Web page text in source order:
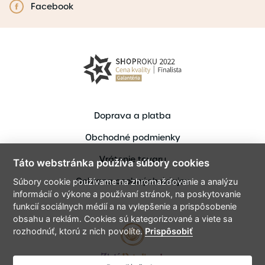
Facebook
Doprava a platba
Obchodné podmienky
Vrátenie tovaru
Ochrana osobných údajov
Táto webstránka používa súbory cookies
Súbory cookie používame na zhromažďovanie a analýzu
informácií o výkone a používaní stránok, na poskytovanie
funkcií sociálnych médií a na vylepšenie a prispôsobenie
obsahu a reklám. Cookies sú kategorizované a viete sa
rozhodnúť, ktorú z nich povolíte.Prispôsobiť